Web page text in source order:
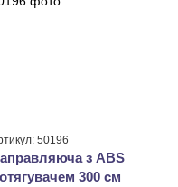
50196
з ABS
300 см